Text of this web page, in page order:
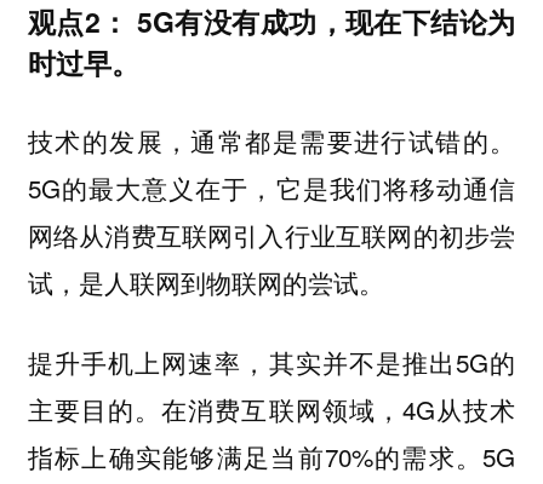
观点2： 5G有没有成功，现在下结论为
时过早。
技术的发展，通常都是需要进行试错的。
5G的最大意义在于，它是我们将移动通信
网络从消费互联网引入行业互联网的初步尝
试，是人联网到物联网的尝试。
提升手机上网速率，其实并不是推出5G的
主要目的。在消费互联网领域，4G从技术
指标上确实能够满足当前70%的需求。5G